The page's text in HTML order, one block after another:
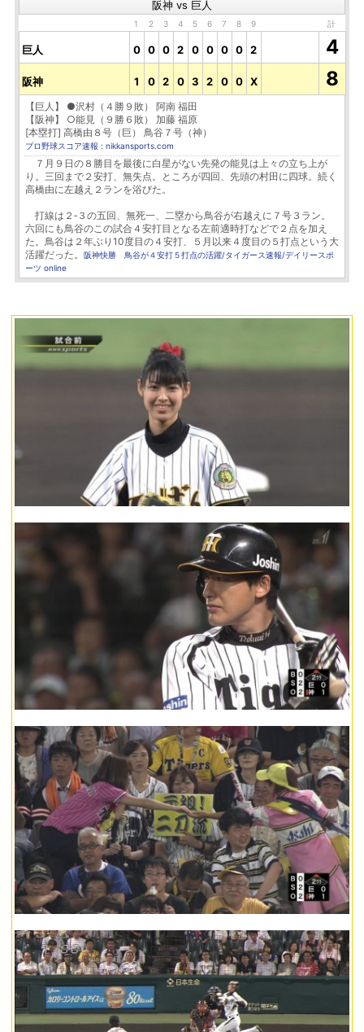
阪神 vs 巨人
1 2 3 4 5 6 7 8 9 計
巨人 0 0 0 2 0 0 0 0 2 4
阪神 1 0 2 0 3 2 0 0 X 8
【巨人】 ●沢村（４勝９敗） 阿南 福田
【阪神】 ○能見（９勝６敗） 加藤 福原
[本塁打] 高橋由８号（巨） 鳥谷７号（神）
プロ野球スコア速報 : nikkansports.com
７月９日の８勝目を最後に白星がない先発の能見は上々の立ち上が
り。三回まで２安打、無失点。ところが四回、先頭の村田に四球。続く
高橋由に左越え２ランを浴びた。
打線は２‐３の五回、無死一、二塁から鳥谷が右越えに７号３ラン。
六回にも鳥谷のこの試合４安打目となる左前適時打などで２点を加え
た。鳥谷は２年ぶり10度目の４安打、５月以来４度目の５打点という大
活躍だった。
阪神快勝 鳥谷が４安打５打点の活躍/タイガース速報/デイリースポ
ーツ online